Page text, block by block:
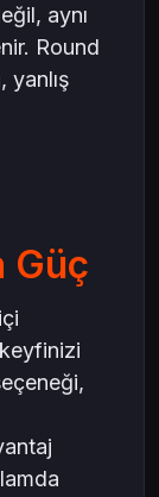
aynı
Round
yanlış
Güç